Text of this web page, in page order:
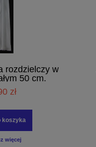
rozdzielczy w
50 cm.
zł
koszyka
więcej